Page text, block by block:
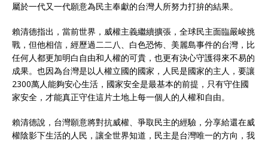
屬於一代又一代願意為民主奉獻的台灣人所努力打拚的結果。
賴清德指出，當前世界，威權主義繼續擴張，全球民主面臨嚴峻挑
戰，但他相信，經歷過二二八、白色恐怖、美麗島事件的台灣，比
任何人都更加明白自由和人權的可貴，也更有決心守護得來不易的
成果。也因為台灣是以人權立國的國家，人民是國家的主人，要讓
2300萬人能夠安心生活，國家安全是最基本的前提，只有守住國
家安全，才能真正守住這片土地上每一個人的人權和自由。
賴清德說，台灣願意將對抗威權、爭取民主的經驗，分享給還在威
權陰影下生活的人民，讓全世界知道，民主是台灣唯一的方向，我